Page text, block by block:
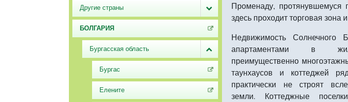
Другие страны
БОЛГАРИЯ
Бургасская область
Бургас
Елените
Променаду, протянувшемуся
здесь проходит торговая
Недвижимость Солнечного
апартаментами в
преимущественно
таунхаусов и коттеджей
практически не строят
земли. Коттеджные